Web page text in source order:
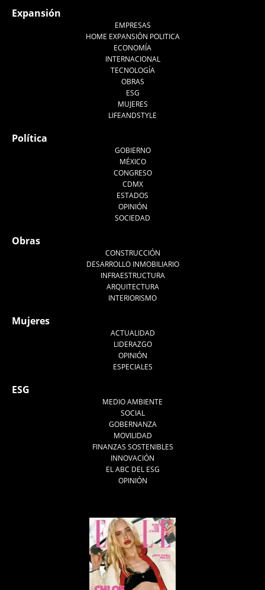
Expansión
EMPRESAS
HOME EXPANSIÓN POLITICA
ECONOMÍA
INTERNACIONAL
TECNOLOGÍA
OBRAS
ESG
MUJERES
LIFEANDSTYLE
Política
GOBIERNO
MÉXICO
CONGRESO
CDMX
ESTADOS
OPINIÓN
SOCIEDAD
Obras
CONSTRUCCIÓN
DESARROLLO INMOBILIARIO
INFRAESTRUCTURA
ARQUITECTURA
INTERIORISMO
Mujeres
ACTUALIDAD
LIDERAZGO
OPINIÓN
ESPECIALES
ESG
MEDIO AMBIENTE
SOCIAL
GOBERNANZA
MOVILIDAD
FINANZAS SOSTENIBLES
INNOVACIÓN
EL ABC DEL ESG
OPINIÓN